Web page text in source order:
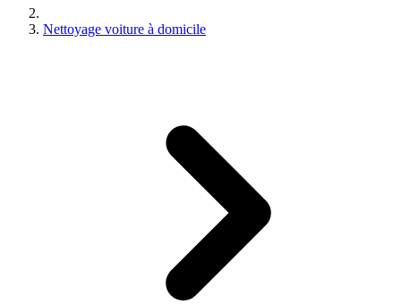
Nettoyage voiture à domicile